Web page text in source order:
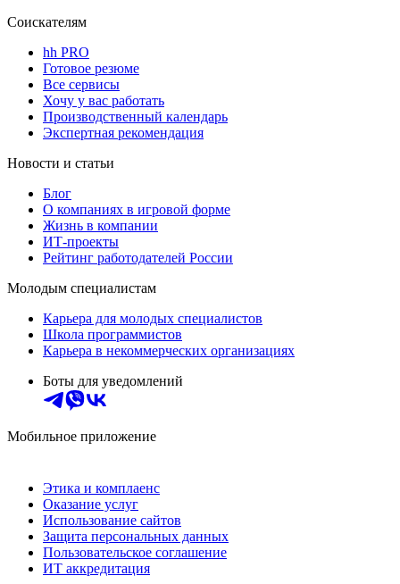
Соискателям
hh PRO
Готовое резюме
Все сервисы
Хочу у вас работать
Производственный календарь
Экспертная рекомендация
Новости и статьи
Блог
О компаниях в игровой форме
Жизнь в компании
ИТ-проекты
Рейтинг работодателей России
Молодым специалистам
Карьера для молодых специалистов
Школа программистов
Карьера в некоммерческих организациях
Боты для уведомлений
Мобильное приложение
Этика и комплаенс
Оказание услуг
Использование сайтов
Защита персональных данных
Пользовательское соглашение
ИТ аккредитация